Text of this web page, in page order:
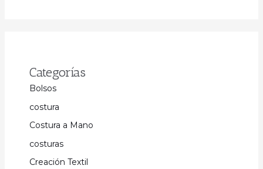
Categorías
Bolsos
costura
Costura a Mano
costuras
Creación Textil